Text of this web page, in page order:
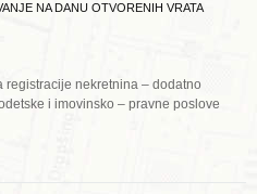
NA DANU OTVORENIH VRATA
registracije nekretnina – dodatno
i imovinsko – pravne poslove